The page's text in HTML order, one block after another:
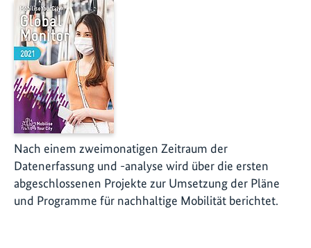
Nach einem zweimonatigen Zeitraum der
Datenerfassung und -analyse wird über die ersten
abgeschlossenen Projekte zur Umsetzung der Pläne
und Programme für nachhaltige Mobilität berichtet.